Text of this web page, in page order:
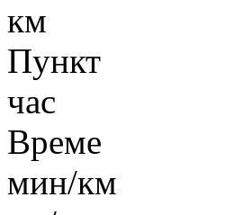
км
Пункт
час
Време
мин/км